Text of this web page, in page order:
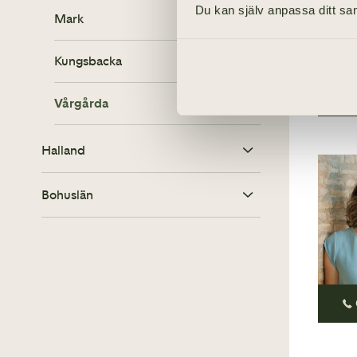
Du kan själv anpassa ditt
Hisingen
Göteborg
Majorna
Majorna
Härryda
Bollebygd
Mölndal
Mark
Kungsbacka
Vårgårda
Halland
Mölndal
Bohuslän